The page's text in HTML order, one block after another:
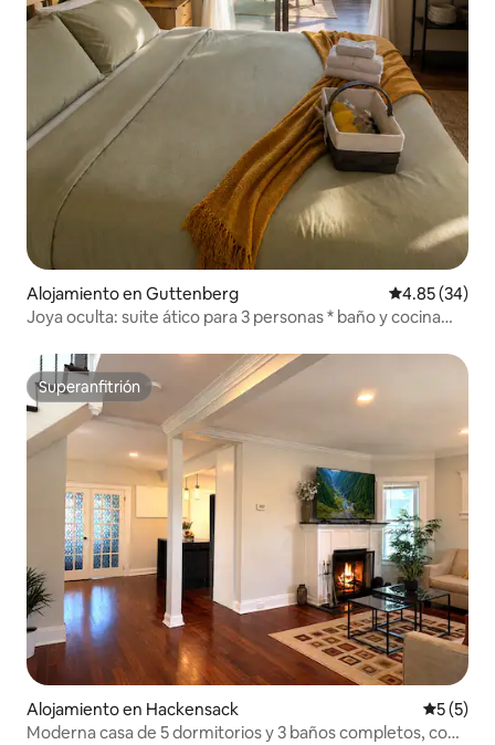
Alojamiento en Guttenberg Calificación
4.85 (34)
Joya oculta: suite ático para 3 personas * baño y cocina
Superanfitrión
Superanfitrión
Alojamiento en Hackensack
5 (5)
Moderna casa de 5 dormitorios y 3 baños completos, con